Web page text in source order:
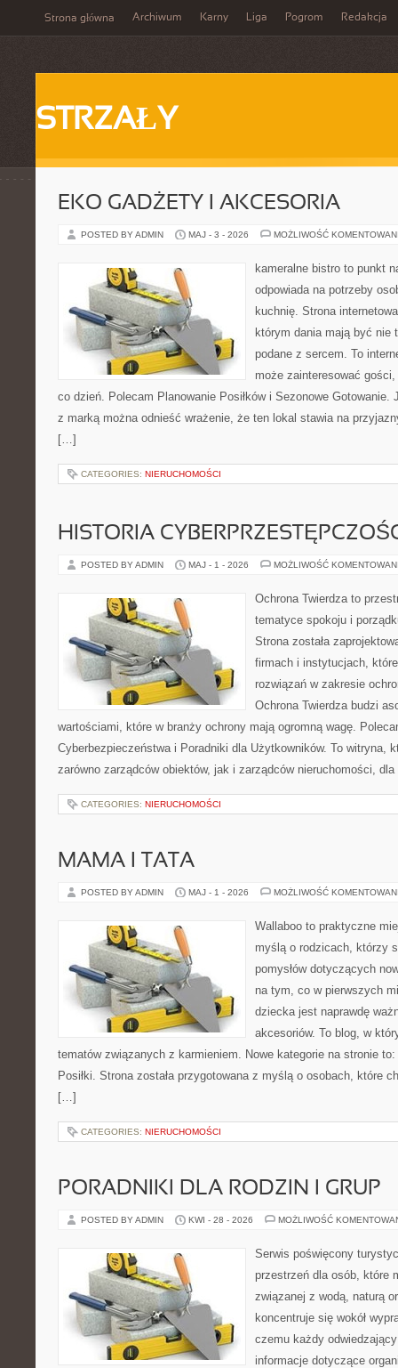
Strona główna Archiwum Karny Liga Pogrom Redakcja
STRZAŁY
EKO GADŻETY I AKCESORIA
POSTED BY ADMIN MAJ - 3 - 2026 MOŻLIWOŚĆ
kameralne bistro to punkt
odpowiada na potrzeby
kuchnię. Strona
którym dania mają być nie
podane z sercem. To
może zainteresować
co dzień. Polecam Planowanie Posiłków i Sezonowe Gotowanie.
z marką można odnieść wrażenie, że ten lokal stawia na
[…]
CATEGORIES: NIERUCHOMOŚCI
HISTORIA
POSTED BY ADMIN MAJ - 1 - 2026 MOŻLIWOŚĆ
Ochrona Twierdza to
tematyce spokoju i
Strona została
firmach i instytucjach,
rozwiązań w zakresie
Ochrona Twierdza budzi
wartościami, które w branży ochrony mają ogromną wagę.
Cyberbezpieczeństwa i Poradniki dla Użytkowników. To witryna,
zarówno zarządców obiektów, jak i zarządców nieruchomości,
CATEGORIES: NIERUCHOMOŚCI
MAMA I TATA
POSTED BY ADMIN MAJ - 1 - 2026 MOŻLIWOŚĆ
Wallaboo to praktyczne
myślą o rodzicach, którzy
pomysłów dotyczących
na tym, co w pierwszych
dziecka jest naprawdę
akcesoriów. To blog, w
tematów związanych z karmieniem. Nowe kategorie na stronie
Posiłki. Strona została przygotowana z myślą o osobach, które
[…]
CATEGORIES: NIERUCHOMOŚCI
PORADNIKI DLA RODZIN I GRUP
POSTED BY ADMIN KWI - 28 - 2026 MOŻLIWOŚĆ
Serwis poświęcony
przestrzeń dla osób, które
związanej z wodą, naturą
koncentruje się wokół
czemu każdy
informacje dotyczące